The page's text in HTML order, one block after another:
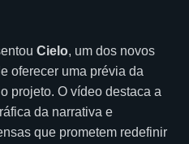
Cielo, um dos novos
oferecer uma prévia da
projeto. O vídeo destaca a
da narrativa e
que prometem redefinir